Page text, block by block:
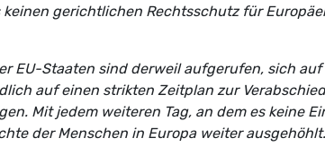
keinen gerichtlichen Rechtsschutz für
EU-Staaten sind derweil aufgerufen, sich auf
auf einen strikten Zeitplan zur
Mit jedem weiteren Tag, an dem es keine
der Menschen in Europa weiter